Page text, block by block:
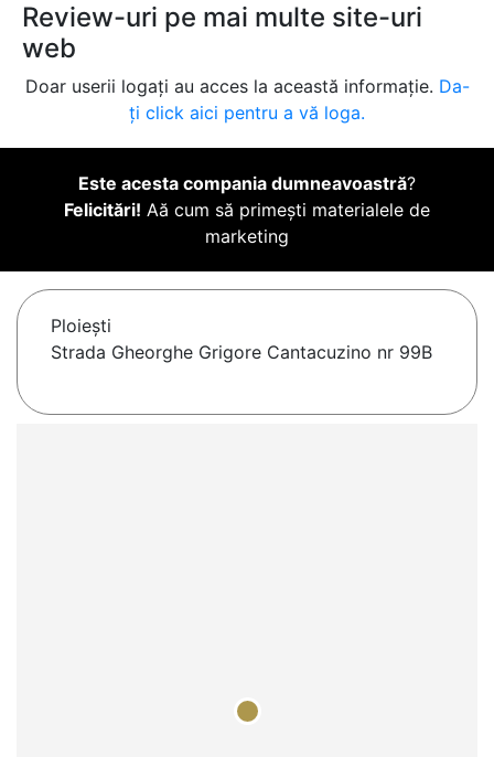
Review-uri pe mai multe site-uri
web
Doar userii logați au acces la această informație. Da-
ți click aici pentru a vă loga.
Este acesta compania dumneavoastră?
Felicitări! Aă cum să primești materialele de
marketing
Ploieşti
Strada Gheorghe Grigore Cantacuzino nr 99B